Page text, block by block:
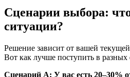
Сценарии выбора:
ситуации?
Решение зависит от вашей
Вот как лучше поступить в разных
Сценарий А: У вас есть 20–30%